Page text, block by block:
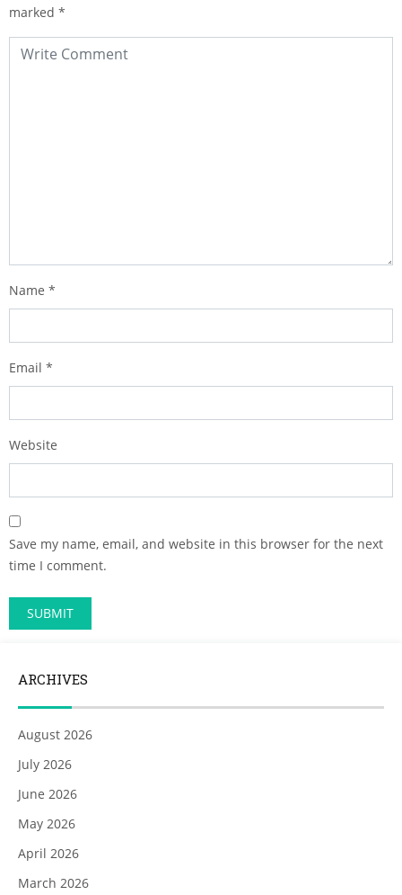
marked *
Name *
Email *
Website
Save my name, email, and website in this browser for the next
time I comment.
ARCHIVES
August 2026
July 2026
June 2026
May 2026
April 2026
March 2026